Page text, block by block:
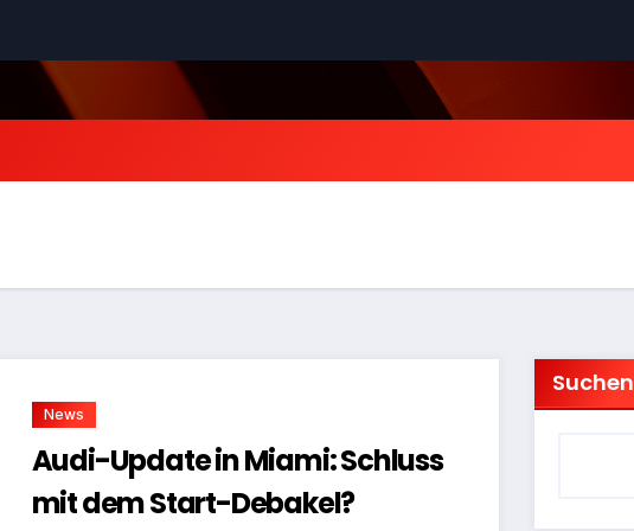
News
Audi-Update in Miami: Schluss
mit dem Start-Debakel?
Suchen